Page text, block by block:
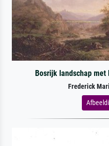
Bosrijk landschap met
Frederick